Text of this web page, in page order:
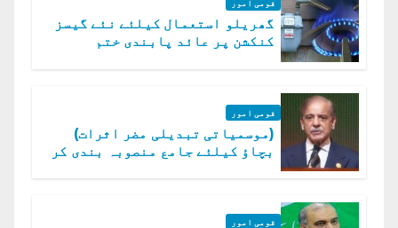
قومی امور
گھریلو استعمال کیلئے نئے گیسز
کنکشن پر عائد پابندی ختم
قومی امور
(موسمیاتی تبدیلی مضر اثرات)
بچاؤ کیلئے جامع منصوبہ بندی کر
قومی امور